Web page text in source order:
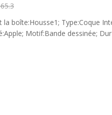
la boîte:Housse1; Type:Coque
Motif:Bande dessinée;